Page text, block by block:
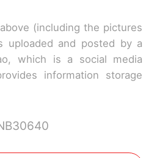
(including the pictures
uploaded and posted by a
which is a social media
information storage